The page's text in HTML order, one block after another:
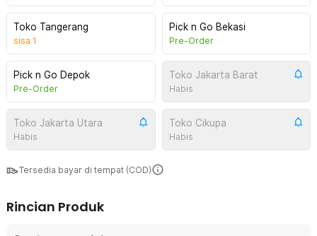
Toko Tangerang
sisa 1
Pick n Go Bekasi
Pre-Order
Pick n Go Depok
Pre-Order
Toko Jakarta Barat
Habis
Toko Jakarta Utara
Habis
Toko Cikupa
Habis
Tersedia bayar di tempat (COD)
Rincian Produk